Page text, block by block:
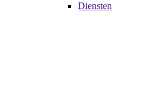
Diensten